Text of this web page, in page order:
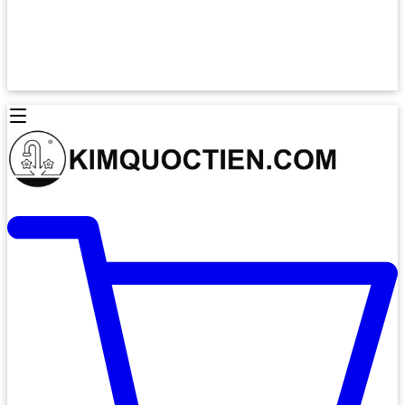
Lò Nướng Hafele
Máy Hút Khử Mùi Classic
Máy Rửa Chén Bát
Máy Rửa Chén Âm Toàn Phần
Máy Rửa Chén Bát 12 Bộ
Máy Rửa Chén Bát Bán Âm
Thiết Bị Vệ Sinh TOTO
Thiết Bị Vệ Sinh American Standard
Thiết Bị Vệ Sinh VIGLACERA
Thiết Bị Vệ Sinh THIÊN THANH
Thiết Bị Bếp